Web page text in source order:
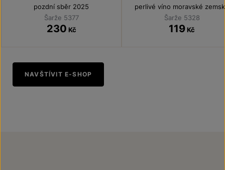
pozdní sběr 2025
Šarže 5377
230 Kč
perlivé víno moravské
2025
Šarže 5328
119 Kč
NAVŠTÍVIT E-SHOP